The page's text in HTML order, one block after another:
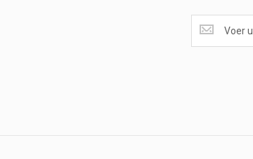
ONTVANGEN?
<br>SCHRIJF